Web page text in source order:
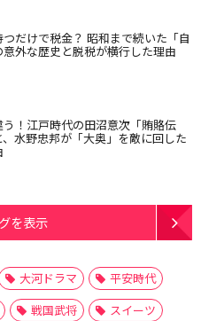
だけで税金？ 昭和まで続いた「自
外な歴史と脱税が横行した理由
！江戸時代の田沼意次「賄賂伝
水野忠邦が「大奥」を敵に回した
を表示
大河ドラマ
平安時代
戦国武将
スイーツ